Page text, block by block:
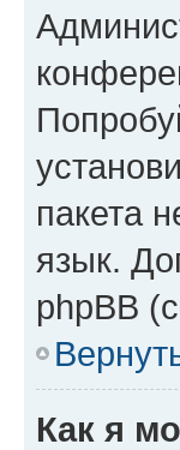
пакета
язык.
phpBB
Как я